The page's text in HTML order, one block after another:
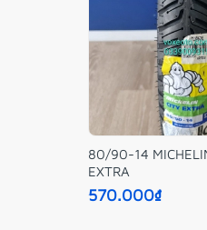
80/90-14
EXTRA
570.000₫